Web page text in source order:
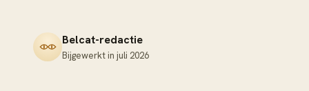
Belcat-redactie
Bijgewerkt in juli 2026